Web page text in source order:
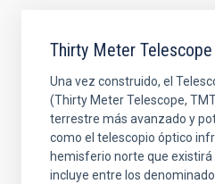
Thirty Meter
Una vez construido, el
(Thirty Meter Telescope,
terrestre más avanzado y
como el telescopio óptico
hemisferio norte que
incluye entre los